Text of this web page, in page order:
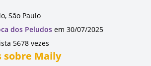
São Paulo
dos Peludos em 30/07/2025
5678 vezes
sobre Maily